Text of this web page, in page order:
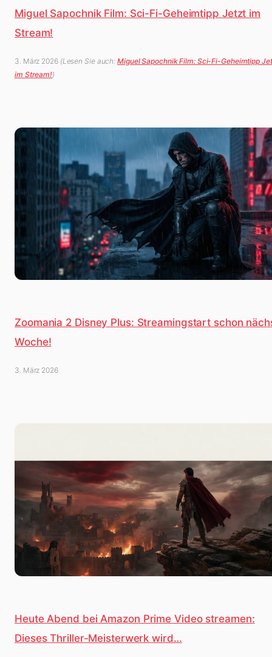
Miguel Sapochnik Film: Sci-Fi-Geheimtipp Jetzt im
Stream!
3. März 2026 (Lesen Sie auch:Miguel Sapochnik Film: Sci-Fi-Geheimtipp
im Stream!)
Zoomania 2 Disney Plus: Streamingstart schon
Woche!
3. März 2026
Heute Abend bei Amazon Prime Video streamen:
Dieses Thriller-Meisterwerk wird…